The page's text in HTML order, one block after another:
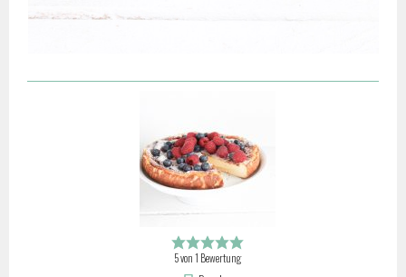
5von1 Bewertung